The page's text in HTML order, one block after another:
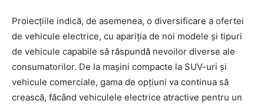
Proiecțiile indică, de asemenea, o diversificare a ofertei
de vehicule electrice, cu apariția de noi modele și tipuri
de vehicule capabile să răspundă nevoilor diverse ale
consumatorilor. De la mașini compacte la SUV-uri și
vehicule comerciale, gama de opțiuni va continua să
crească, făcând vehiculele electrice atractive pentru un